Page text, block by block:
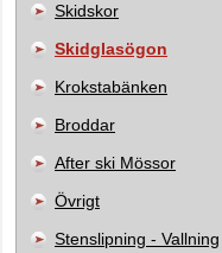
Skidskor
Skidglasögon
Krokstabänken
Broddar
After ski Mössor
Övrigt
Stenslipning - Vallning